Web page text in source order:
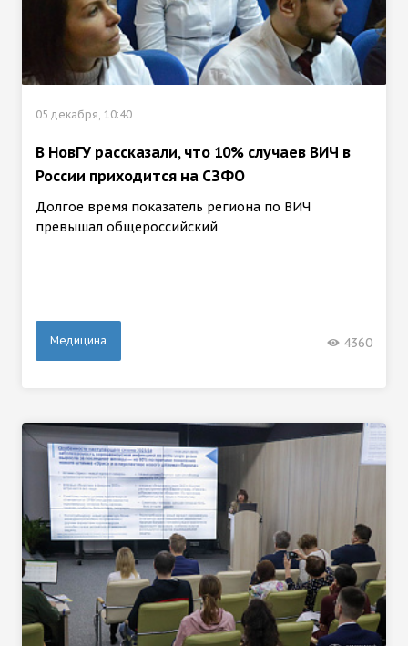
05 декабря, 10:40
В НовГУ рассказали, что 10% случаев ВИЧ в
России приходится на СЗФО
Долгое время показатель региона по ВИЧ
превышал общероссийский
Медицина 4360